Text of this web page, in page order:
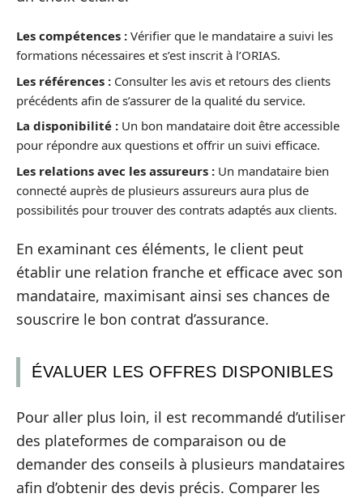
Les compétences : Vérifier que le mandataire a suivi les
formations nécessaires et s’est inscrit à l’ORIAS.
Les références : Consulter les avis et retours des clients
précédents afin de s’assurer de la qualité du service.
La disponibilité : Un bon mandataire doit être accessible
pour répondre aux questions et offrir un suivi efficace.
Les relations avec les assureurs : Un mandataire bien
connecté auprès de plusieurs assureurs aura plus de
possibilités pour trouver des contrats adaptés aux clients.
En examinant ces éléments, le client peut
établir une relation franche et efficace avec son
mandataire, maximisant ainsi ses chances de
souscrire le bon contrat d’assurance.
ÉVALUER LES OFFRES DISPONIBLES
Pour aller plus loin, il est recommandé d’utiliser
des plateformes de comparaison ou de
demander des conseils à plusieurs mandataires
afin d’obtenir des devis précis. Comparer les